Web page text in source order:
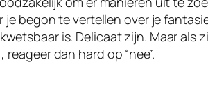
je begon te vertellen over je
is. Delicaat zijn. Maar als
dan hard op “nee”.